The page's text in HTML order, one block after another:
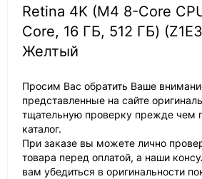
Retina 4K (M4 8-Core
Core, 16 ГБ, 512 ГБ)
Желтый
Просим Вас обратить Ваше
представленные на сайте
тщательную проверку прежде чем
каталог.
При заказе вы можете лично
товара перед оплатой, а наши
вам убедиться в оригинальности